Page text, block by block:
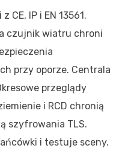
CE, IP i EN 13561.
czujnik wiatru chroni
przy oporze. Centrala
przeglądy
i RCD chronią
szyfrowania TLS.
i testuje sceny.